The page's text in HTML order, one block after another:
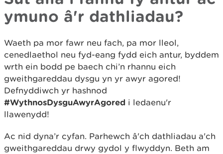
ymuno â'r dathliadau?
Waeth pa mor fawr neu fach, pa mor lleol,
cenedlaethol neu fyd-eang fydd eich antur, byddem
wrth ein bodd pe baech chi’n rhannu eich
gweithgareddau dysgu yn yr awyr agored!
Defnyddiwch yr hashnod
#WythnosDysguAwyrAgored i ledaenu'r
llawenydd!
Ac nid dyna’r cyfan. Parhewch â'ch dathliadau a'ch
gweithgareddau drwy gydol y flwyddyn. Beth am